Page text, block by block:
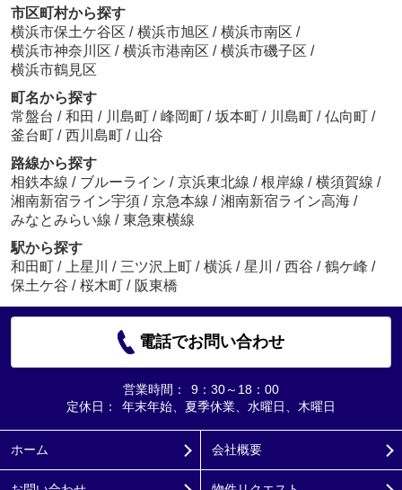
市区町村から探す
横浜市保土ケ谷区 / 横浜市旭区 / 横浜市南区 /
横浜市神奈川区 / 横浜市港南区 / 横浜市磯子区 /
横浜市鶴見区
町名から探す
常盤台 / 和田 / 川島町 / 峰岡町 / 坂本町 / 川島町 / 仏向町 /
釜台町 / 西川島町 / 山谷
路線から探す
相鉄本線 / ブルーライン / 京浜東北線 / 根岸線 / 横須賀線 /
湘南新宿ライン宇須 / 京急本線 / 湘南新宿ライン高海 /
みなとみらい線 / 東急東横線
駅から探す
和田町 / 上星川 / 三ツ沢上町 / 横浜 / 星川 / 西谷 / 鶴ケ峰 /
保土ケ谷 / 桜木町 / 阪東橋
電話でお問い合わせ
営業時間：
9：30～18：00
定休日：
年末年始、夏季休業、水曜日、木曜日
ホーム 会社概要